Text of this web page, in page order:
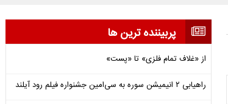
پربیننده ترین ها
از «غلاف تمام فلزی» تا «پست»
راهیابی ۲ انیمیشن سوره به سی‌امین جشنواره فیلم رود آیلند